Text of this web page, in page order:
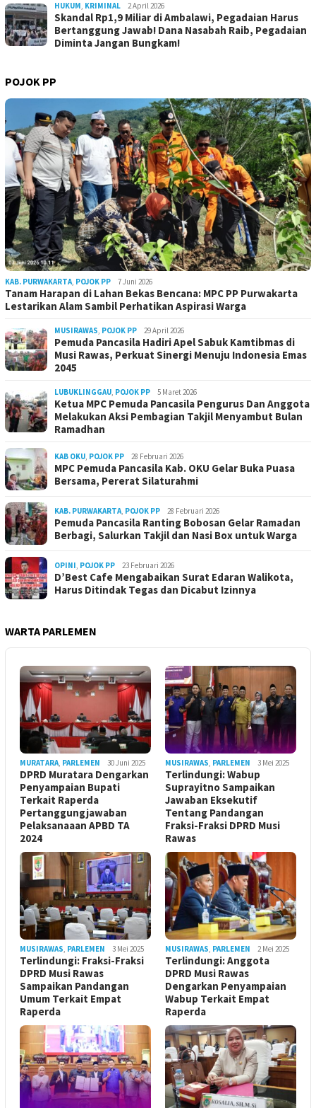
HUKUM, KRIMINAL 2 April 2026
Skandal Rp1,9 Miliar di Ambalawi, Pegadaian Harus
Bertanggung Jawab! Dana Nasabah Raib, Pegadaian
Diminta Jangan Bungkam!
POJOK PP
KAB. PURWAKARTA, POJOK PP 7 Juni 2026
Tanam Harapan di Lahan Bekas Bencana: MPC PP Purwakarta
Lestarikan Alam Sambil Perhatikan Aspirasi Warga
MUSIRAWAS, POJOK PP 29 April 2026
Pemuda Pancasila Hadiri Apel Sabuk Kamtibmas di
Musi Rawas, Perkuat Sinergi Menuju Indonesia Emas
2045
LUBUKLINGGAU, POJOK PP 5 Maret 2026
Ketua MPC Pemuda Pancasila Pengurus Dan Anggota
Melakukan Aksi Pembagian Takjil Menyambut Bulan
Ramadhan
KAB OKU, POJOK PP 28 Februari 2026
MPC Pemuda Pancasila Kab. OKU Gelar Buka Puasa
Bersama, Pererat Silaturahmi
KAB. PURWAKARTA, POJOK PP 28 Februari 2026
Pemuda Pancasila Ranting Bobosan Gelar Ramadan
Berbagi, Salurkan Takjil dan Nasi Box untuk Warga
OPINI, POJOK PP 23 Februari 2026
D’Best Cafe Mengabaikan Surat Edaran Walikota,
Harus Ditindak Tegas dan Dicabut Izinnya
WARTA PARLEMEN
MURATARA, PARLEMEN 30 Juni 2025
DPRD Muratara Dengarkan
Penyampaian Bupati
Terkait Raperda
Pertanggungjawaban
Pelaksanaaan APBD TA
2024
MUSIRAWAS, PARLEMEN 3 Mei 2025
Terlindungi: Wabup
Suprayitno Sampaikan
Jawaban Eksekutif
Tentang Pandangan
Fraksi-Fraksi DPRD Musi
Rawas
MUSIRAWAS, PARLEMEN 3 Mei 2025
Terlindungi: Fraksi-Fraksi
DPRD Musi Rawas
Sampaikan Pandangan
Umum Terkait Empat
Raperda
MUSIRAWAS, PARLEMEN 2 Mei 2025
Terlindungi: Anggota
DPRD Musi Rawas
Dengarkan Penyampaian
Wabup Terkait Empat
Raperda